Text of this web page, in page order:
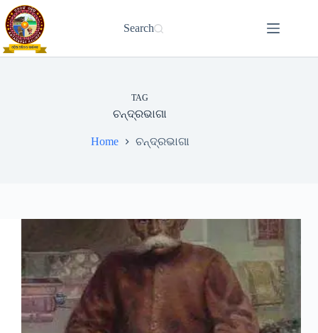
Skip
to
content
Search
TAG
ଚନ୍ଦ୍ରଭାଗା
Home ଚନ୍ଦ୍ରଭାଗା